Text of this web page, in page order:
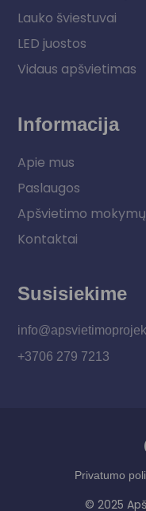
Lauko šviestuvai
LED juostos
Vidaus apšvietimas
Informacija
Apie mus
Paslaugos
Apšvietimo
Kontaktai
Susisiekime
+3706 279 7213
Privatumo
© 2025